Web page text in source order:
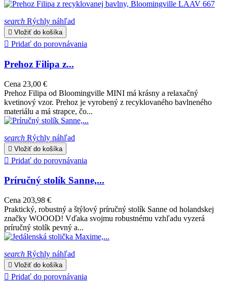
search Rýchly náhľad
 Vložiť do košíka
 Pridať do porovnávania
Prehoz Filipa z...
Cena 23,00 €
Prehoz Filipa od Bloomingville MINI má krásny a relaxačný
kvetinový vzor. Prehoz je vyrobený z recyklovaného bavlneného
materiálu a má strapce, čo...
search Rýchly náhľad
 Vložiť do košíka
 Pridať do porovnávania
Príručný stolík Sanne,...
Cena 203,98 €
Praktický, robustný a štýlový príručný stolík Sanne od holandskej
značky WOOOD! Vďaka svojmu robustnému vzhľadu vyzerá
príručný stolík pevný a...
search Rýchly náhľad
 Vložiť do košíka
 Pridať do porovnávania